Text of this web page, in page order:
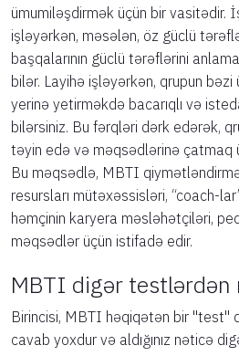
ümumiləşdirmək üçün bir vasitədir.
işləyərkən, məsələn, öz güclü
başqalarının güclü tərəflərini
bilər. Layihə işləyərkən, qrupun bəzi
yerinə yetirməkdə bacarıqlı və
bilərsiniz. Bu fərqləri dərk edərək,
təyin edə və məqsədlərinə çatmaq
Bu məqsədlə, MBTI
resursları mütəxəssisləri, “coach-
həmçinin karyera məsləhətçiləri,
məqsədlər üçün istifadə edir.
MBTI digər testlərdən
Birincisi, MBTI həqiqətən bir "test"
cavab yoxdur və aldığınız nəticə